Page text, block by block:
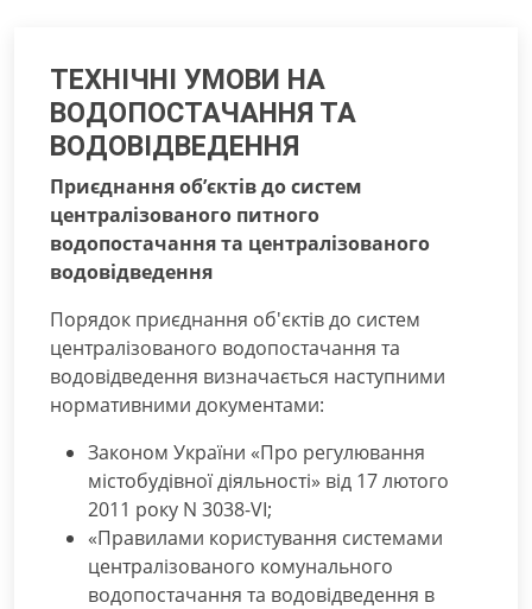
ТЕХНІЧНІ УМОВИ НА
ВОДОПОСТАЧАННЯ ТА
ВОДОВІДВЕДЕННЯ
Приєднання об’єктів до систем
централізованого питного
водопостачання та централізованого
водовідведення
Порядок приєднання об'єктів до систем
централізованого водопостачання та
водовідведення визначається наступними
нормативними документами:
Законом України «Про регулювання
містобудівної діяльності» від 17 лютого
2011 року N 3038-VI;
«Правилами користування системами
централізованого комунального
водопостачання та водовідведення в